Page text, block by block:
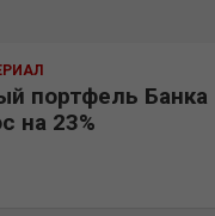
портфель Банка
на 23%